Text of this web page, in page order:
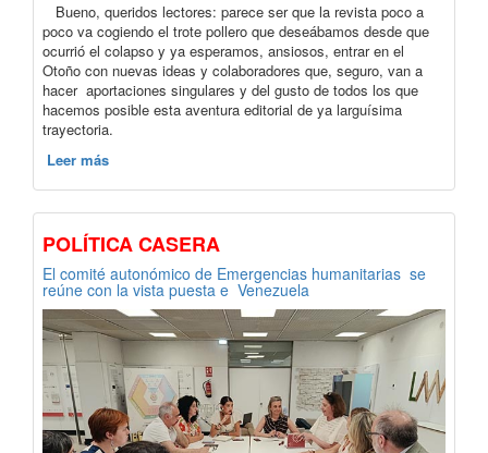
Bueno, queridos lectores: parece ser que la revista poco a
poco va cogiendo el trote pollero que deseábamos desde que
ocurrió el colapso y ya esperamos, ansiosos, entrar en el
Otoño con nuevas ideas y colaboradores que, seguro, van a
hacer aportaciones singulares y del gusto de todos los que
hacemos posible esta aventura editorial de ya larguísima
trayectoria.
Leer más
POLÍTICA CASERA
El comité autonómico de Emergencias humanitarias se
reúne con la vista puesta e Venezuela